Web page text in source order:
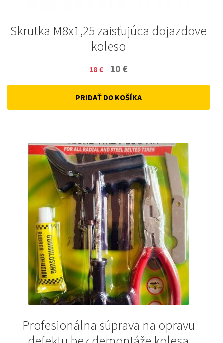
Skrutka M8x1,25 zaisťujúca dojazdove
koleso
18€
Original
price
was:
10 €
price
is:
PRIDAŤ DO KOŠÍKA
Profesionálna súprava na opravu